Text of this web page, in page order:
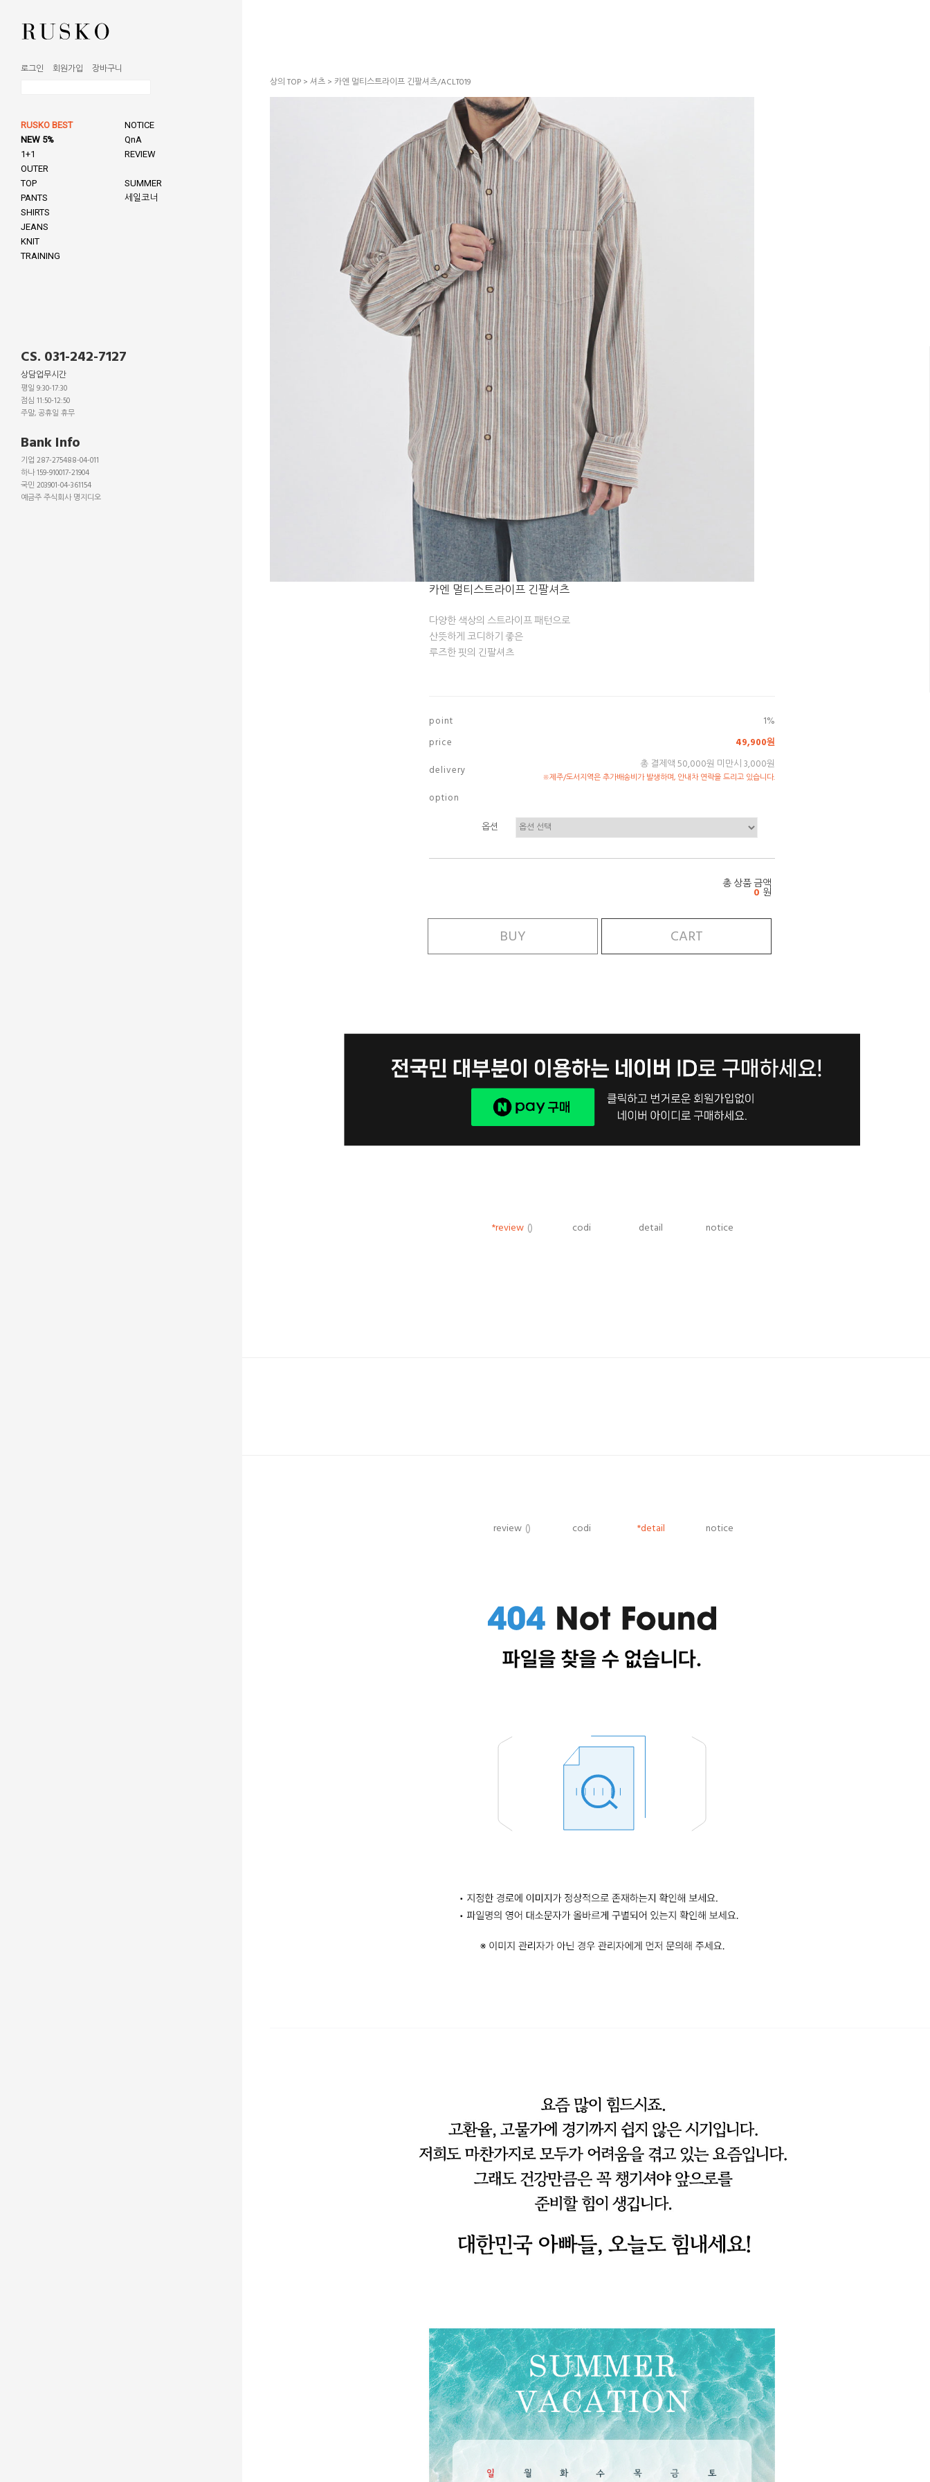
로그인 회원가입 장바구니
RUSKO BEST
NEW 5%
1+1
OUTER
TOP
PANTS
SHIRTS
JEANS
KNIT
TRAINING
NOTICE
QnA
REVIEW
SUMMER
세일코너
CS. 031-242-7127
상담업무시간
평일 9:30-17:30
점심 11:50-12:50
주말, 공휴일 휴무
Bank Info
기업 287-275488-04-011
하나 159-910017-21904
국민 203901-04-361154
예금주 주식회사 명지디오
상의 TOP > 셔츠 > 카엔 멀티스트라이프 긴팔셔츠/ACLT019
카엔 멀티스트라이프 긴팔셔츠
다양한 색상의 스트라이프 패턴으로
산뜻하게 코디하기 좋은
루즈한 핏의 긴팔셔츠
p o i n t
1%
p r i c e
49,900원
d e l i v e r y
총 결제액 50,000원 미만시 3,000원
※제주/도서지역은 추가배송비가 발생하며, 안내차 연락을 드리고 있습니다.
o p t i o n
옵션
총 상품 금액
0 원
BUY CART
*review () codi detail notice
review () codi *detail notice